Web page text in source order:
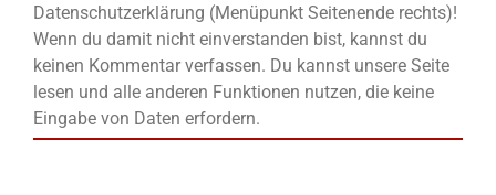
Datenschutzerklärung (Menüpunkt Seitenende rechts)!
Wenn du damit nicht einverstanden bist, kannst du
keinen Kommentar verfassen. Du kannst unsere Seite
lesen und alle anderen Funktionen nutzen, die keine
Eingabe von Daten erfordern.